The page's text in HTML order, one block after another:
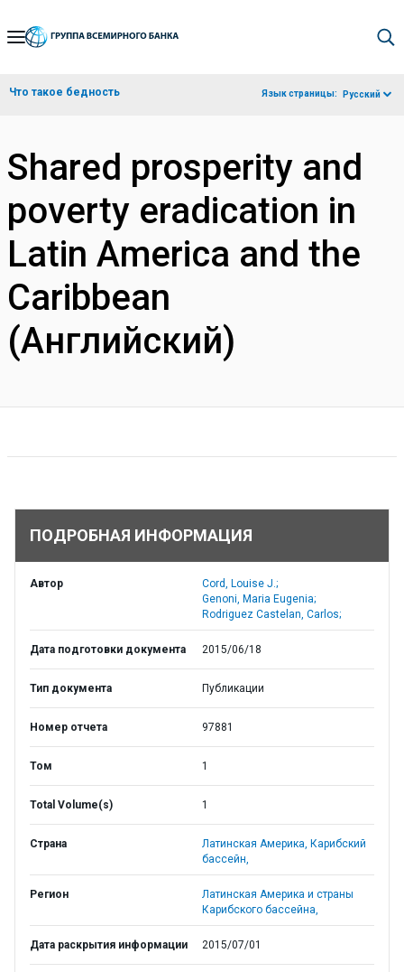
Skip
Navigation
Что такое бедность Язык страницы: Русский
Shared prosperity and
poverty eradication in
Latin America and the
Caribbean
(Английский)
ПОДРОБНАЯ ИНФОРМАЦИЯ
Автор
Cord, Louise J.;
Genoni, Maria Eugenia;
Rodriguez Castelan, Carlos;
Дата подготовки документа 2015/06/18
Тип документа Публикации
Номер отчета 97881
Том 1
Total Volume(s) 1
Страна Латинская Америка, Карибский
бассейн,
Регион
Латинская Америка и страны
Карибского бассейна,
Дата раскрытия информации 2015/07/01